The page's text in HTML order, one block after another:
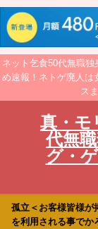
ネット乞食50代無職独
め速報！ネトゲ廃人は
ス
真・モ
代無
グ・
孤立＜お客様皆様が
を利用される事でか